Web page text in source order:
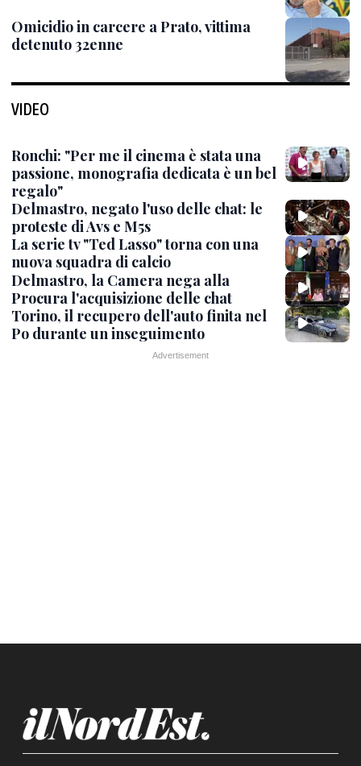
Omicidio in carcere a Prato, vittima
detenuto 32enne
VIDEO
Ronchi: "Per me il cinema è stata una
passione, monografia dedicata è un bel
regalo"
Delmastro, negato l'uso delle chat: le
proteste di Avs e M5s
La serie tv "Ted Lasso" torna con una
nuova squadra di calcio
Delmastro, la Camera nega alla
Procura l'acquisizione delle chat
Torino, il recupero dell'auto finita nel
Po durante un inseguimento